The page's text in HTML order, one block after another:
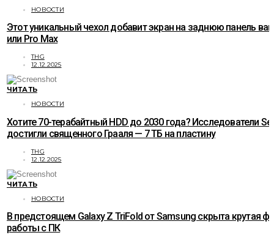
НОВОСТИ
Этот уникальный чехол добавит экран на заднюю панель
или Pro Max
THG
12.12.2025
ЧИТАТЬ
НОВОСТИ
Хотите 70-терабайтный HDD до 2030 года? Исследователи
достигли священного Грааля — 7 ТБ на пластину
THG
12.12.2025
ЧИТАТЬ
НОВОСТИ
В предстоящем Galaxy Z TriFold от Samsung скрыта крутая
работы с ПК